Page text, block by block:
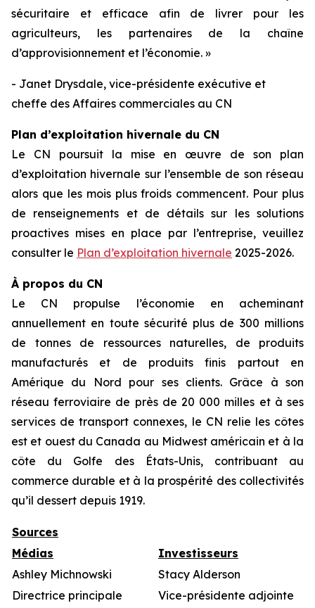
sécuritaire et efficace afin de livrer pour les
agriculteurs, les partenaires de la chaîne
d’approvisionnement et l’économie. »
- Janet Drysdale, vice-présidente exécutive et
cheffe des Affaires commerciales au CN
Plan d’exploitation hivernale du CN
Le CN poursuit la mise en œuvre de son plan
d’exploitation hivernale sur l’ensemble de son réseau
alors que les mois plus froids commencent. Pour plus
de renseignements et de détails sur les solutions
proactives mises en place par l’entreprise, veuillez
consulter le Plan d’exploitation hivernale 2025-2026.
À propos du CN
Le CN propulse l’économie en acheminant
annuellement en toute sécurité plus de 300 millions
de tonnes de ressources naturelles, de produits
manufacturés et de produits finis partout en
Amérique du Nord pour ses clients. Grâce à son
réseau ferroviaire de près de 20 000 milles et à ses
services de transport connexes, le CN relie les côtes
est et ouest du Canada au Midwest américain et à la
côte du Golfe des États-Unis, contribuant au
commerce durable et à la prospérité des collectivités
qu’il dessert depuis 1919.
Sources
Médias
Investisseurs
Ashley Michnowski
Stacy Alderson
Directrice principale
Vice-présidente adjointe